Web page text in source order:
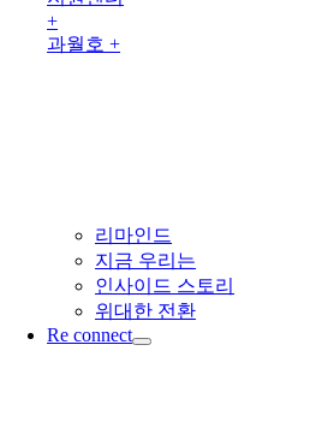
+
과월호 +
리마인드
지금 우리는
인사이드 스토리
위대한 전환
Re connect